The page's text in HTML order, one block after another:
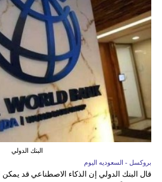
البنك الدولي
بروكسل - السعوديه اليوم
قال البنك الدولي إن الذكاء الاصطناعي قد يمكن